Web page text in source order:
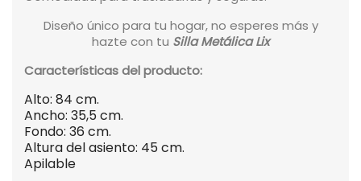
Diseño único para tu hogar, no esperes más y
hazte con tu Silla Metálica Lix
Características del producto:
Alto: 84 cm.
Ancho: 35,5 cm.
Fondo: 36 cm.
Altura del asiento: 45 cm.
Apilable